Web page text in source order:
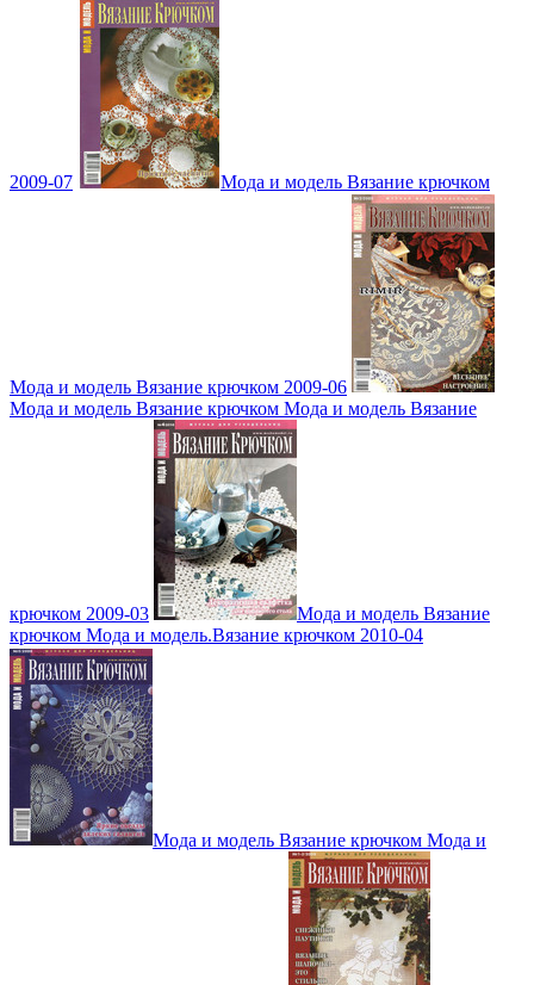
2009-07 Мода и модель Вязание крючком
Мода и модель Вязание крючком 2009-06
Мода и модель Вязание крючком Мода и модель Вязание
крючком 2009-03
Мода и модель Вязание
крючком Мода и модель.Вязание крючком 2010-04
Мода и модель Вязание крючком Мода и